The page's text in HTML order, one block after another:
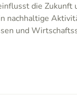
die Zukunft
nachhaltige
und